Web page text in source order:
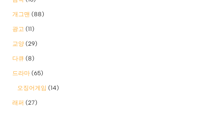
개그맨 (88)
광고 (11)
교양 (29)
다큐 (8)
드라마 (65)
오징어게임 (14)
래퍼 (27)